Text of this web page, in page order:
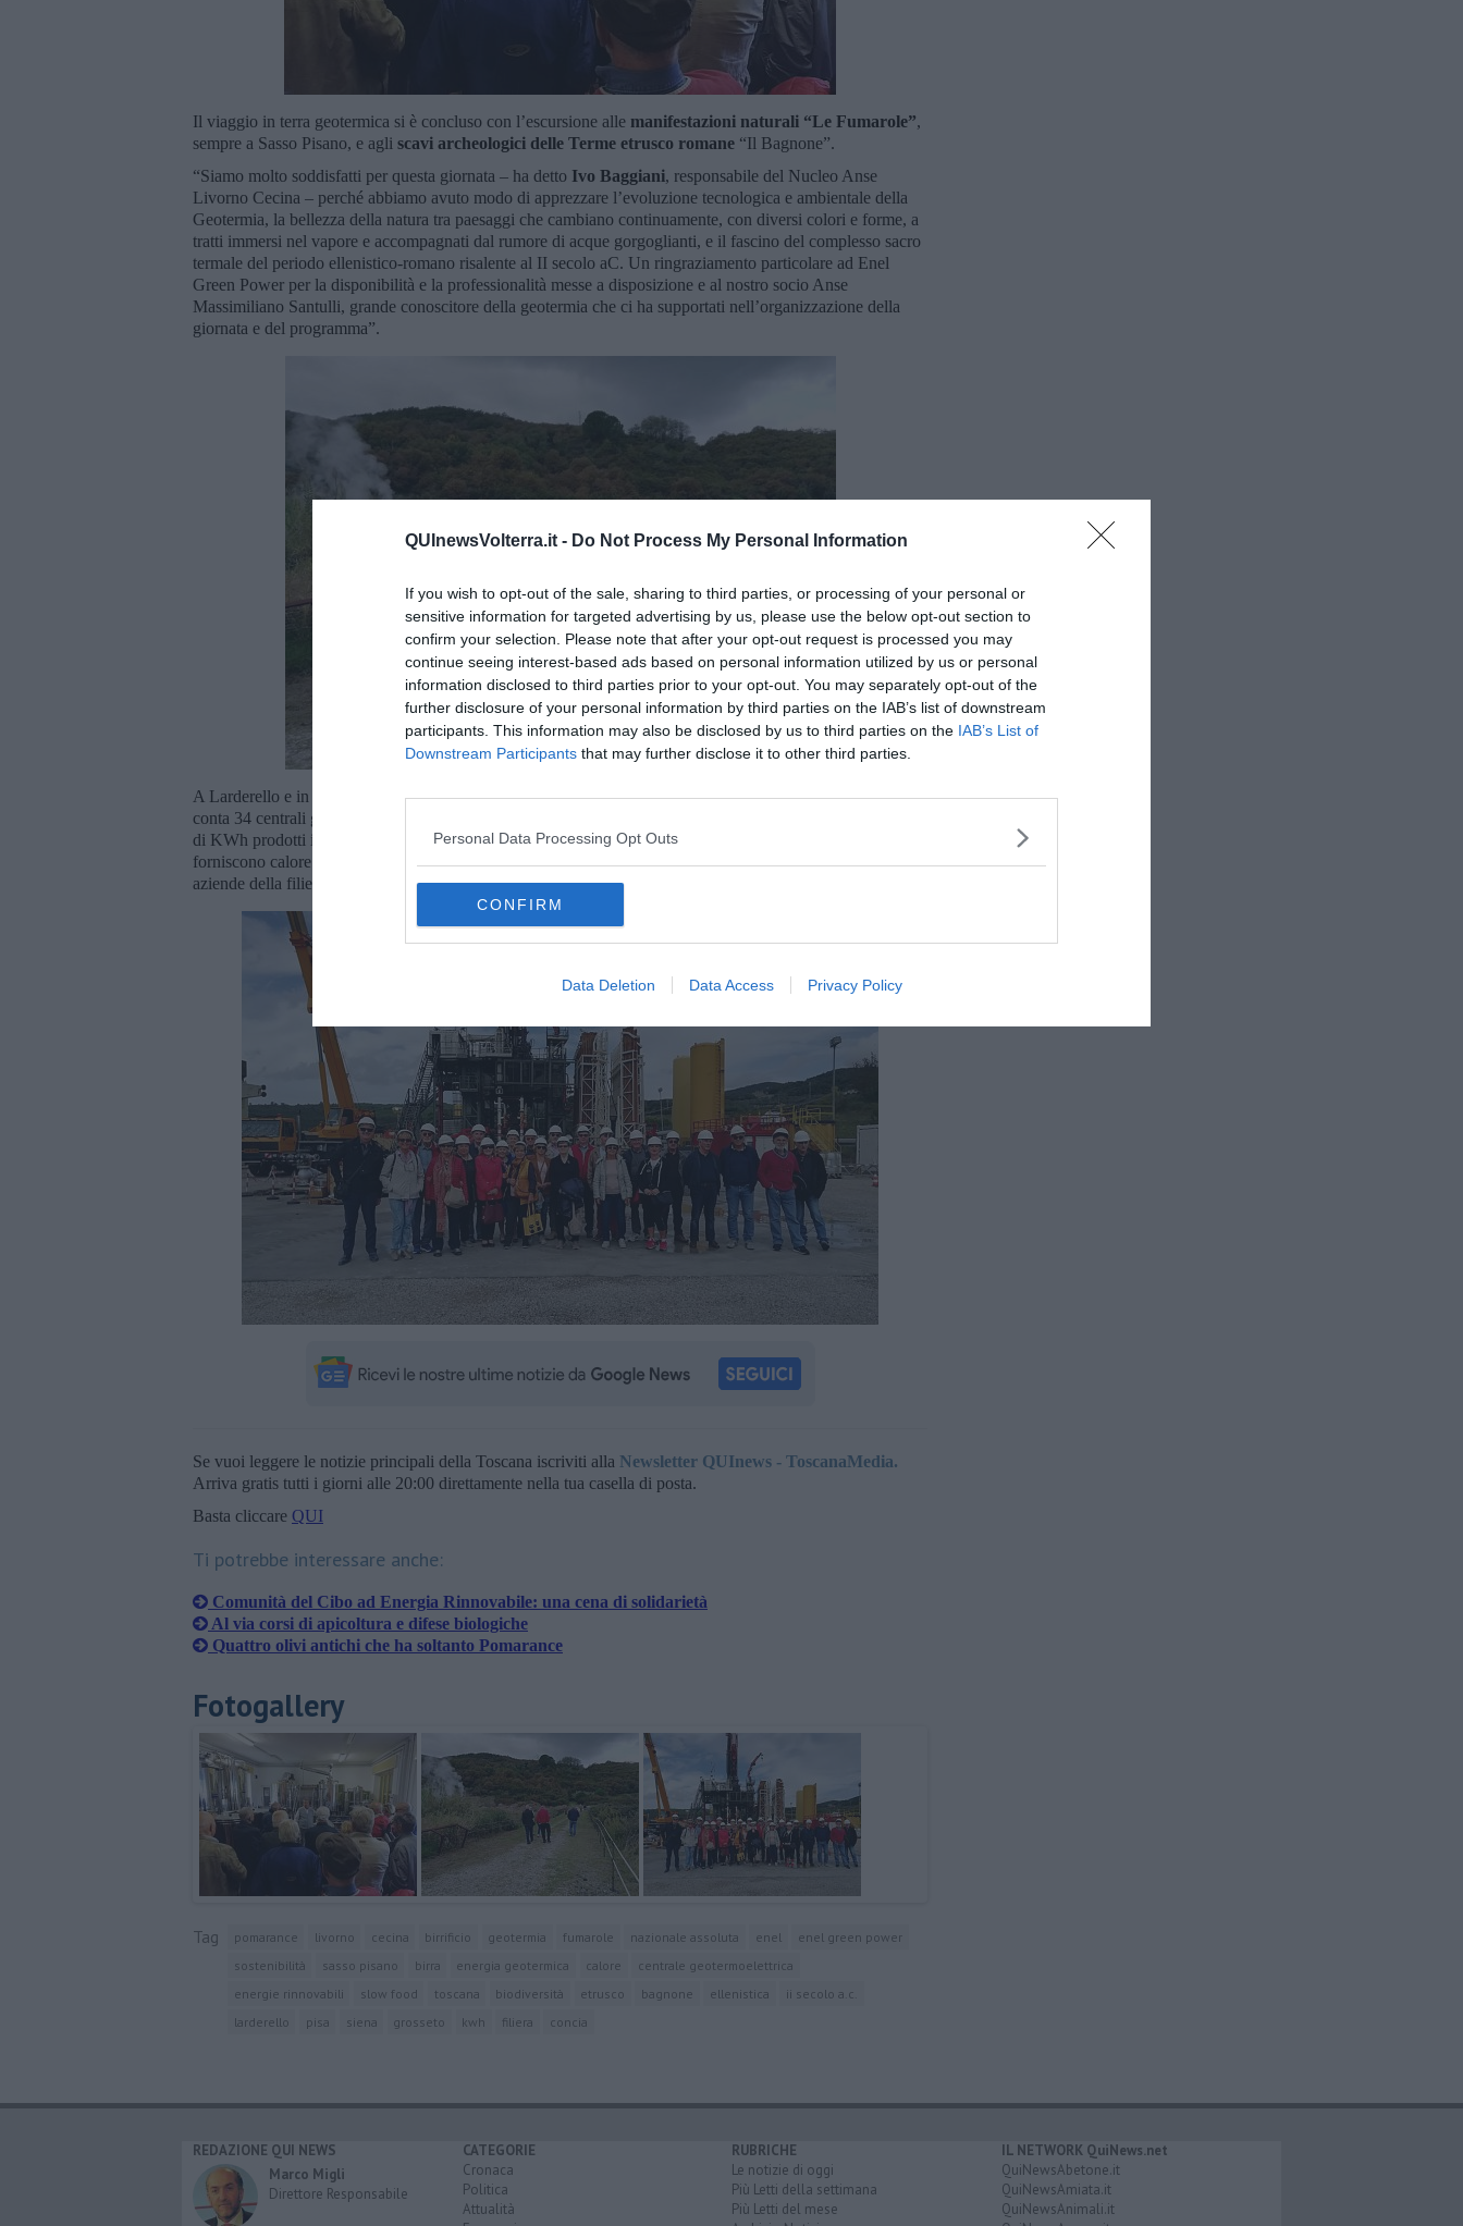
QUInewsVolterra.it - Do Not Process My Personal Information
If you wish to opt-out of the sale, sharing to third parties, or processing of your personal or
sensitive information for targeted advertising by us, please use the below opt-out section to
confirm your selection. Please note that after your opt-out request is processed you may
continue seeing interest-based ads based on personal information utilized by us or personal
information disclosed to third parties prior to your opt-out. You may separately opt-out of the
further disclosure of your personal information by third parties on the IAB’s list of downstream
participants. This information may also be disclosed by us to third parties on the IAB’s List of
Downstream Participants that may further disclose it to other third parties.
Personal Data Processing Opt Outs
CONFIRM
Data Deletion Data Access Privacy Policy
Il viaggio in terra geotermica si è concluso con l’escursione alle manifestazioni naturali “Le Fumarole”,
sempre a Sasso Pisano, e agli scavi archeologici delle Terme etrusco romane “Il Bagnone”.
“Siamo molto soddisfatti per questa giornata – ha detto Ivo Baggiani, responsabile del Nucleo Anse
Livorno Cecina – perché abbiamo avuto modo di apprezzare l’evoluzione tecnologica e ambientale della
Geotermia, la bellezza della natura tra paesaggi che cambiano continuamente, con diversi colori e forme, a
tratti immersi nel vapore e accompagnati dal rumore di acque gorgoglianti, e il fascino del complesso sacro
termale del periodo ellenistico-romano risalente al II secolo aC. Un ringraziamento particolare ad Enel
Green Power per la disponibilità e la professionalità messe a disposizione e al nostro socio Anse
Massimiliano Santulli, grande conoscitore della geotermia che ci ha supportati nell’organizzazione della
giornata e del programma”.
A Larderello e in Toscana Enel Green Power gestisce ilpiù antico complesso geotermico del mondo, che
conta 34 centrali geotermoelettriche, dislocate tra le province di Pisa, Siena e Grosseto. Gli oltre 6 miliardi
di KWh prodotti in Toscana, oltre a soddisfarepiù del 30% del fabbisogno energetico regionale
forniscono calore utile a riscaldare più di10 mila utenti residenziali, circa 30 ettari di serree numerose
aziende della filiera agroalimentare, floricola e della pelletteria.
Se vuoi leggere le notizie principali della Toscana iscriviti alla Newsletter QUInews - ToscanaMedia.
Arriva gratis tutti i giorni alle 20:00 direttamente nella tua casella di posta.
Basta cliccare QUI
Ti potrebbe interessare anche:
Comunità del Cibo ad Energia Rinnovabile: una cena di solidarietà
Al via corsi di apicoltura e difese biologiche
Quattro olivi antichi che ha soltanto Pomarance
Fotogallery
Tag pomarance livorno cecina birrificio geotermia fumarole nazionale assoluta enel
enel green power
sostenibilità
sasso pisano birra energia geotermica calore
centrale geotermoelettrica
energie rinnovabili
slow food toscana biodiversità etrusco bagnone ellenistica
ii secolo a.c.
larderello
pisa siena grosseto kwh filiera concia
REDAZIONE QUI NEWS
Marco Migli
Direttore Responsabile
CATEGORIE
Cronaca
Politica
Attualità
RUBRICHE
Le notizie di oggi
Più Letti della settimana
Più Letti del mese
IL NETWORK QuiNews.net
QuiNewsAbetone.it
QuiNewsAmiata.it
QuiNewsAnimali.it